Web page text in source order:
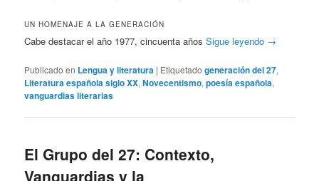
UN HOMENAJE A LA GENERACIÓN
Cabe destacar el año 1977, cincuenta añosSigue leyendo →
Publicado en Lengua y literatura | Etiquetado generación del 27,
Literatura española siglo XX,Novecentismo,poesía española,
vanguardias literarias
El Grupo del 27: Contexto,
Vanguardias y la